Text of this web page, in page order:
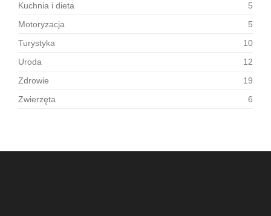
Kuchnia i dieta
5
Motoryzacja
5
Turystyka
10
Uroda
12
Zdrowie
19
Zwierzęta
6